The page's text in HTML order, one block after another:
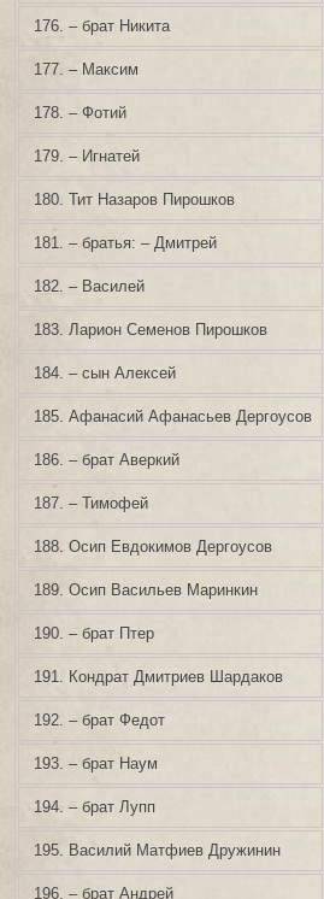
176. – брат Никита
177. – Максим
178. – Фотий
179. – Игнатей
180. Тит Назаров Пирошков
181. – братья: – Дмитрей
182. – Василей
183. Ларион Семенов Пирошков
184. – сын Алексей
185. Афанасий Афанасьев Дергоусов
186. – брат Аверкий
187. – Тимофей
188. Осип Евдокимов Дергоусов
189. Осип Васильев Маринкин
190. – брат Птер
191. Кондрат Дмитриев Шардаков
192. – брат Федот
193. – брат Наум
194. – брат Лупп
195. Василий Матфиев Дружинин
196. – брат Андрей